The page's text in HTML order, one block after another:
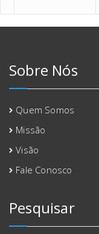
Sobre Nós
Quem Somos
Missão
Visão
Fale Conosco
Pesquisar